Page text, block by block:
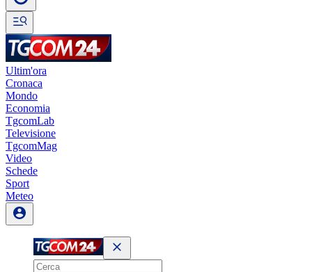
Ultim'ora
Cronaca
Mondo
Economia
TgcomLab
Televisione
TgcomMag
Video
Schede
Sport
Meteo